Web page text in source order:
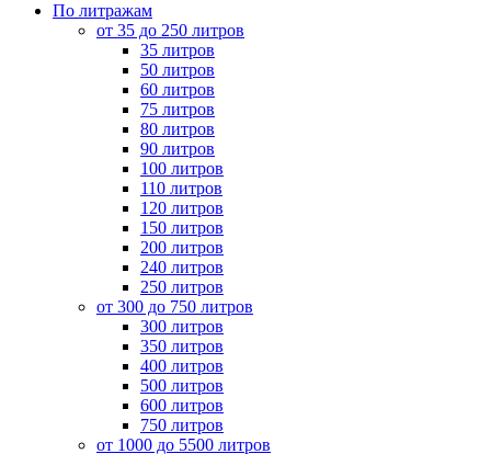
По литражам
от 35 до 250 литров
35 литров
50 литров
60 литров
75 литров
80 литров
90 литров
100 литров
110 литров
120 литров
150 литров
200 литров
240 литров
250 литров
от 300 до 750 литров
300 литров
350 литров
400 литров
500 литров
600 литров
750 литров
от 1000 до 5500 литров